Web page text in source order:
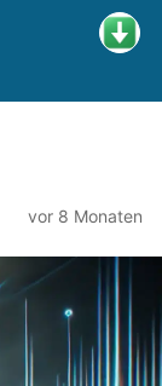
vor 8 Monaten